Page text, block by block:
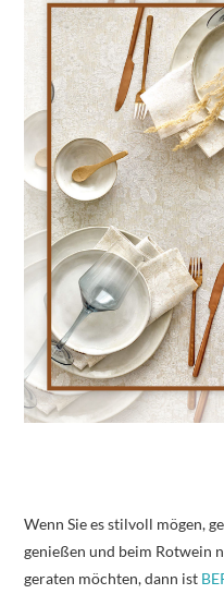
Wenn Sie es stilvoll mögen,
genießen und beim Rotwein
geraten möchten, dann ist